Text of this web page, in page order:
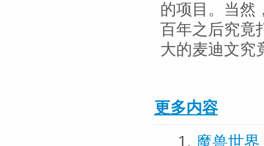
的项目。当然
百年之后究竟
大的麦迪文究
更多内容
1. 魔兽世